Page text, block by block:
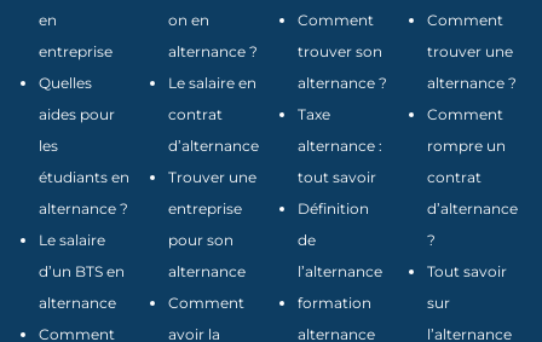
en
entreprise
Quelles
aides pour
les
étudiants en
alternance ?
Le salaire
d’un BTS en
alternance
Comment
on en
alternance ?
Le salaire en
contrat
d’alternance
Trouver une
entreprise
pour son
alternance
Comment
avoir la
Comment
trouver son
alternance ?
Taxe
alternance :
tout savoir
Définition
de
l’alternance
formation
alternance
Comment
trouver une
alternance ?
Comment
rompre un
contrat
d’alternance
?
Tout savoir
sur
l’alternance